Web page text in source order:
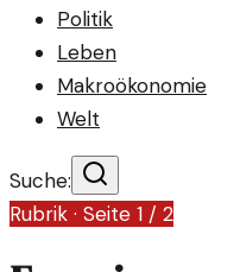
Politik
Leben
Makroökonomie
Welt
Suche:
Rubrik · Seite 1 / 2